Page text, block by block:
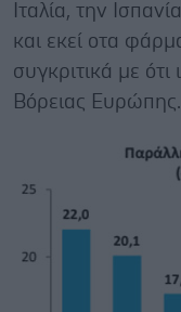
Ιταλία, την
και εκεί οτα
συγκριτικά με
Βόρειας Ευρώπης.